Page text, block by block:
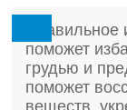
поможет
грудью и
поможет
веществ,